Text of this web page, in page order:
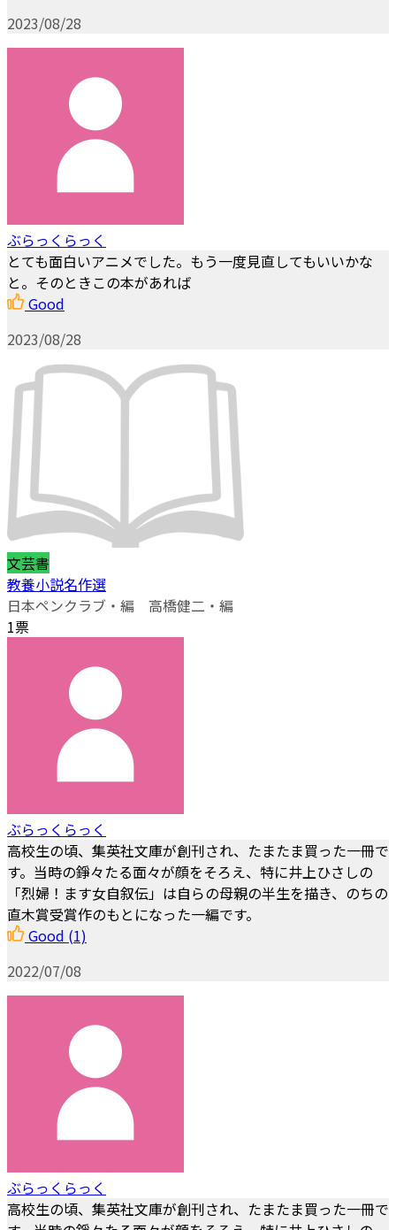
2023/08/28
ぶらっくらっく
とても面白いアニメでした。もう一度見直してもいいかな
と。そのときこの本があれば
Good
2023/08/28
文芸書
教養小説名作選
日本ペンクラブ・編 高橋健二・編
1票
ぶらっくらっく
高校生の頃、集英社文庫が創刊され、たまたま買った一冊で
す。当時の錚々たる面々が顔をそろえ、特に井上ひさしの
「烈婦！ます女自叙伝」は自らの母親の半生を描き、のちの
直木賞受賞作のもとになった一編です。
Good (1)
2022/07/08
ぶらっくらっく
高校生の頃、集英社文庫が創刊され、たまたま買った一冊で